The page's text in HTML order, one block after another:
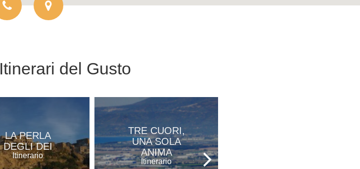
Itinerari del Gusto
LA PERLA
DEGLI DEI
Itinerario
TRE CUORI,
UNA SOLA
ANIMA
Itinerario